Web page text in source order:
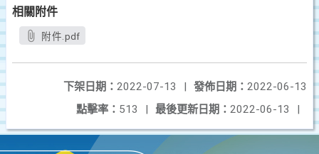
相關附件
附件.pdf
發佈日期： 2022-06-13
下架日期： 2022-07-13
|
最後更新日期： 2022-06-13 |
點擊率： 513 |